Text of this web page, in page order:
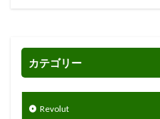
カテゴリー
Revolut